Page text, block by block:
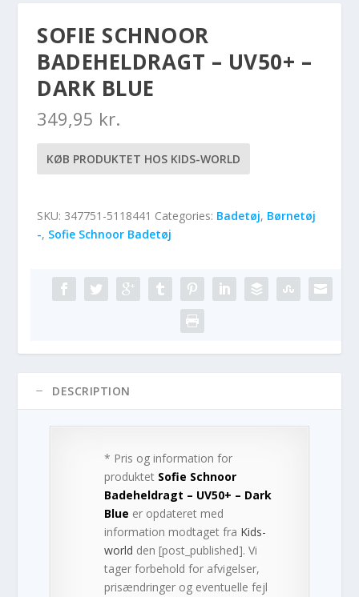
SOFIE SCHNOOR
BADEHELDRAGT – UV50+ –
DARK BLUE
349,95 kr.
KØB PRODUKTET HOS KIDS-WORLD
SKU: 347751-5118441 Categories: Badetøj, Børnetøj
-, Sofie Schnoor Badetøj
DESCRIPTION
* Pris og information for
produktet Sofie Schnoor
Badeheldragt – UV50+ – Dark
Blue er opdateret med
information modtaget fra Kids-
world den [post_published]. Vi
tager forbehold for afvigelser,
prisændringer og eventuelle fejl